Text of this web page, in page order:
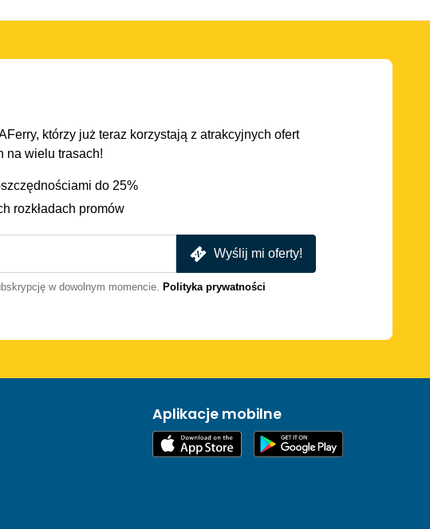
którzy już teraz korzystają z atrakcyjnych ofert
na wielu trasach!
do 25%
rozkładach promów
Wyślij mi oferty!
w dowolnym momencie. Polityka prywatności
Aplikacje mobilne